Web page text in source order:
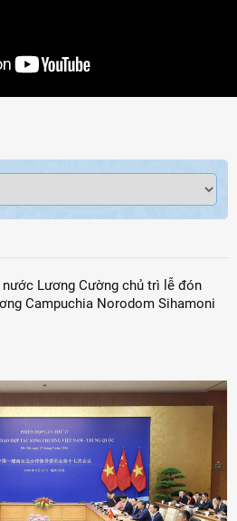
Lương Cường chủ trì lễ đón
Campuchia Norodom Sihamoni